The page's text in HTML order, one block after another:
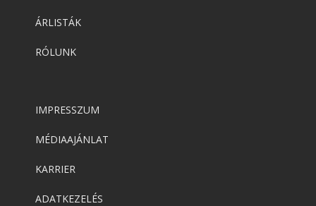
ÁRLISTÁK
RÓLUNK
IMPRESSZUM
MÉDIAAJÁNLAT
KARRIER
ADATKEZELÉS